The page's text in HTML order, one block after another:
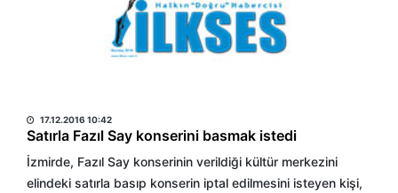
17.12.2016 10:42
Satırla Fazıl Say konserini basmak istedi
İzmirde, Fazıl Say konserinin verildiği kültür merkezini
elindeki satırla basıp konserin iptal edilmesini isteyen kişi,